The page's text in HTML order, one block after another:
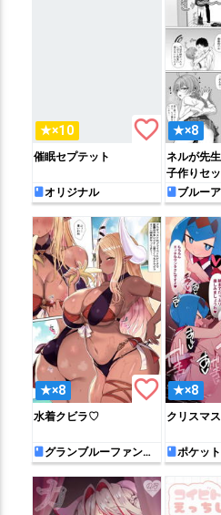
★×10 favorite_border
催眠セプテット
オリジナル
★×8
ネルが先
子作りセ
ブルー
★×8 favorite_border
水着クビラ♡
グランブルーファンタ
ジー
★×8
クリスマ
ポケッ